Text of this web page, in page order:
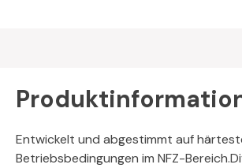
Entwickelt und abgestimmt auf
Betriebsbedingungen im NFZ-